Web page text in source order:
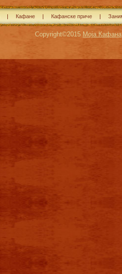
Кафане Кафанске приче
Copyright©2015 Моја Кафана